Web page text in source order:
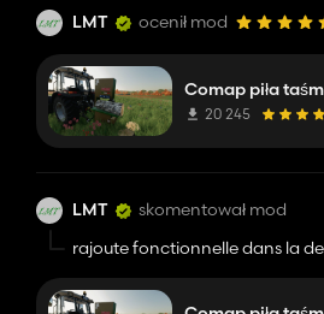
LMT ocenił mod
Comap piła
20 245
LMT skomentował mod
rajoute fonctionnelle dans la